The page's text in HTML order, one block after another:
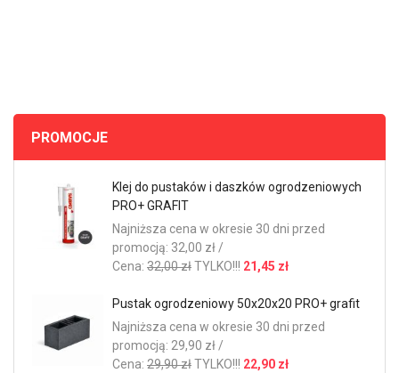
PROMOCJE
Klej do pustaków i daszków ogrodzeniowych
PRO+ GRAFIT
Najniższa cena w okresie 30 dni przed
promocją: 32,00 zł /
Cena: 32,00 złTYLKO!!! 21,45 zł
Pustak ogrodzeniowy 50x20x20 PRO+ grafit
Najniższa cena w okresie 30 dni przed
promocją: 29,90 zł /
Cena: 29,90 złTYLKO!!! 22,90 zł